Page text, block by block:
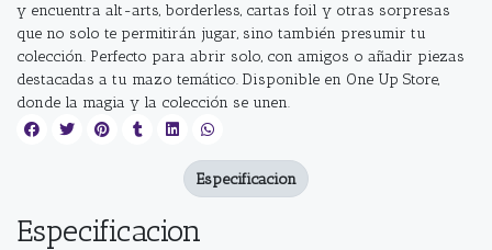
y encuentra alt-arts, borderless, cartas foil y otras sorpresas
que no solo te permitirán jugar, sino también presumir tu
colección. Perfecto para abrir solo, con amigos o añadir piezas
destacadas a tu mazo temático. Disponible en One Up Store,
donde la magia y la colección se unen.
Especificacion
Especificacion